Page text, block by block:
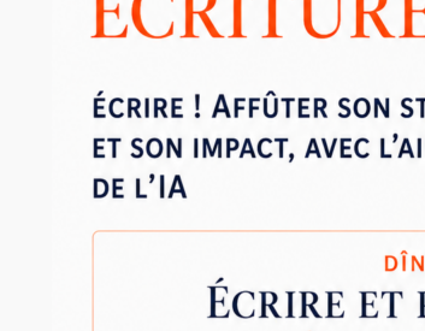
et réseaux sociaux
de la rédaction web
et maîtriser les bonnes pratiques
les fondamentaux du référencement naturel
aux grands réseaux sociaux (Twitter,
Instagram, Snapchat) et aux newsletters